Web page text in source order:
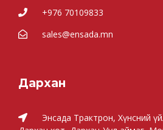
+976 70109833
sales@ensada.mn
Дархан
Энсада Трактрон, Хүнсний